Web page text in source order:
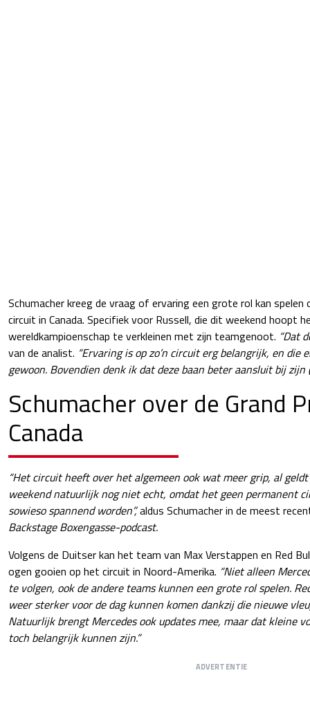
Schumacher kreeg de vraag of ervaring een grote rol kan
circuit in Canada. Specifiek voor Russell, die dit weekend hoopt
wereldkampioenschap te verkleinen met zijn teamgenoot. “Dat
van de analist. “Ervaring is op zo’n circuit erg belangrijk, en
gewoon. Bovendien denk ik dat deze baan beter aansluit bij zijn
Schumacher over de Grand
Canada
“Het circuit heeft over het algemeen ook wat meer grip, al
weekend natuurlijk nog niet echt, omdat het geen permanent
sowieso spannend worden”,aldus Schumacher in de meest
Backstage Boxengasse-podcast.
Volgens de Duitser kan het team van Max Verstappen en Red
ogen gooien op het circuit in Noord-Amerika. “Niet alleen
te volgen, ook de andere teams kunnen een grote rol spelen.
weer sterker voor de dag kunnen komen dankzij die nieuwe
Natuurlijk brengt Mercedes ook updates mee, maar dat kleine
toch belangrijk kunnen zijn.”
ADVERTENTIE